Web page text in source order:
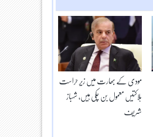
مودی کے بھارت میں زیر حراست
ہلاکتیں معمول بن چکی ہیں، شہباز
شریف